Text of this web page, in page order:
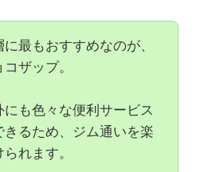
最もおすすめなのが、
ザップ。
にも色々な便利サービス
きるため、ジム通いを楽
れます。